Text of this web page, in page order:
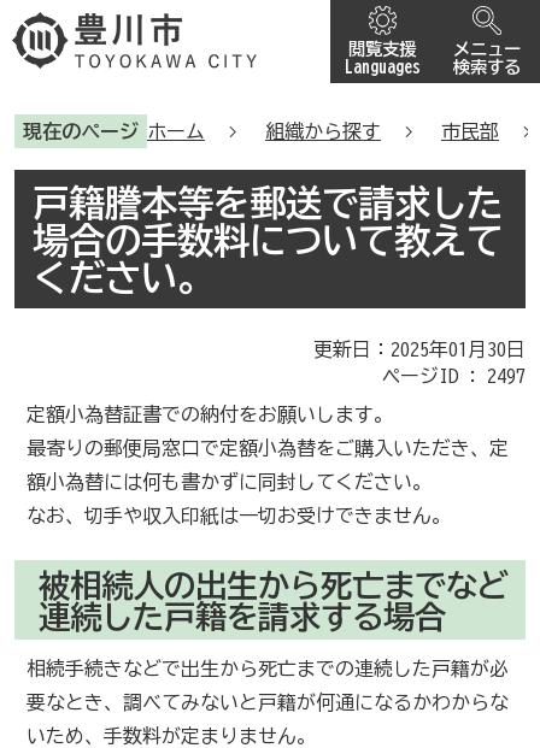
閲覧支援
Languages
メニュー
検索する
現在のページ ホーム 組織から探す 市民部
戸籍謄本等を郵送で請求した
場合の手数料について教えて
ください。
更新日：2025年01月30日
ページID : 2497
定額小為替証書での納付をお願いします。
最寄りの郵便局窓口で定額小為替をご購入いただき、定
額小為替には何も書かずに同封してください。
なお、切手や収入印紙は一切お受けできません。
被相続人の出生から死亡までなど
連続した戸籍を請求する場合
相続手続きなどで出生から死亡までの連続した戸籍が必
要なとき、調べてみないと戸籍が何通になるかわからな
いため、手数料が定まりません。